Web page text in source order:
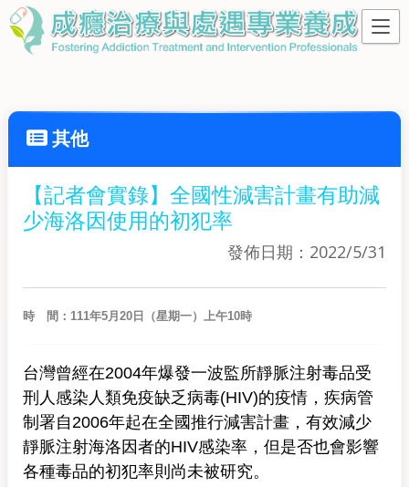
其他
【記者會實錄】全國性減害計畫有助減
少海洛因使用的初犯率
發佈日期：2022/5/31
時 間： 111年5 月20 日（星期一）上午10時
台灣曾經在2004年爆發一波監所靜脈注射毒品受
刑人感染人類免疫缺乏病毒(HIV)的疫情，疾病管
制署自2006年起在全國推行減害計畫，有效減少
靜脈注射海洛因者的HIV感染率，但是否也會影響
各種毒品的初犯率則尚未被研究。